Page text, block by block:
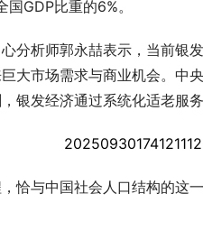
GDP比重的6%。
分析师郭永喆表示，当前
大市场需求与商业机会。中
银发经济通过系统化适老服
恰与中国社会人口结构的这